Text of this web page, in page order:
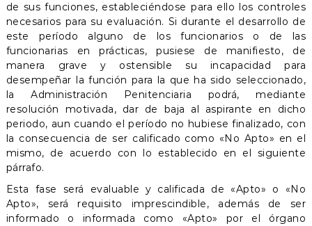
de sus funciones, estableciéndose para ello los controles
necesarios para su evaluación. Si durante el desarrollo de
este período alguno de los funcionarios o de las
funcionarias en prácticas, pusiese de manifiesto, de
manera grave y ostensible su incapacidad para
desempeñar la función para la que ha sido seleccionado,
la Administración Penitenciaria podrá, mediante
resolución motivada, dar de baja al aspirante en dicho
periodo, aun cuando el período no hubiese finalizado, con
la consecuencia de ser calificado como «No Apto» en el
mismo, de acuerdo con lo establecido en el siguiente
párrafo.
Esta fase será evaluable y calificada de «Apto» o «No
Apto», será requisito imprescindible, además de ser
informado o informada como «Apto» por el órgano